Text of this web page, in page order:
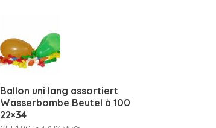
Ballon uni lang assortiert
Wasserbombe Beutel à 100
22×34